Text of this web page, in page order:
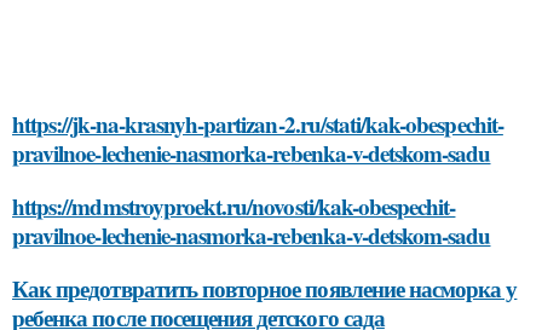
https://jk-na-krasnyh-partizan-2.ru/stati/kak-obespechit-
pravilnoe-lechenie-nasmorka-rebenka-v-detskom-sadu
https://mdmstroyproekt.ru/novosti/kak-obespechit-
pravilnoe-lechenie-nasmorka-rebenka-v-detskom-sadu
Как предотвратить повторное появление насморка у
ребенка после посещения детского сада